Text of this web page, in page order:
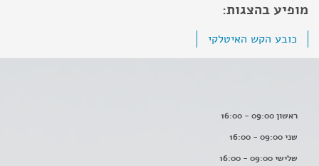
מופיע בהצגות:
כובע הקש האיטלקי
ראשון 09:00 - 16:00
שני 09:00 - 16:00
שלישי 09:00 - 16:00